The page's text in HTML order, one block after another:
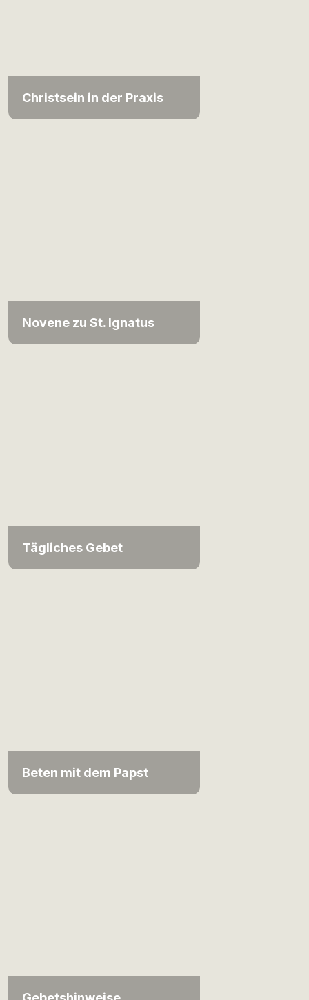
Christsein in der Praxis
Novene zu St. Ignatus
Tägliches Gebet
Beten mit dem Papst